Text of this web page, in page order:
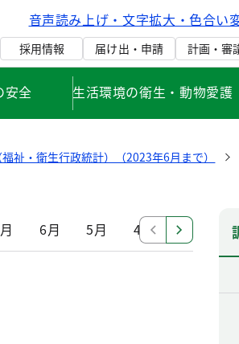
音声読み上げ・文字拡大・色合い
採用情報 届け出・申請 計画・審
安全 生活環境の衛生・動物愛護
祉・衛生行政統計）（2023年6月まで）
6月 5月 4月